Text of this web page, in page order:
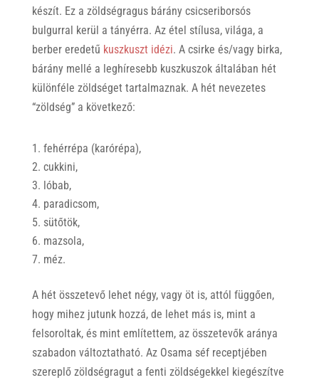
készít. Ez a zöldségragus bárány csicseriborsós
bulgurral kerül a tányérra. Az étel stílusa, világa, a
berber eredetű kuszkuszt idézi. A csirke és/vagy birka,
bárány mellé a leghíresebb kuszkuszok általában hét
különféle zöldséget tartalmaznak. A hét nevezetes
“zöldség” a következő:
fehérrépa (karórépa),
cukkini,
lóbab,
paradicsom,
sütőtök,
mazsola,
méz.
A hét összetevő lehet négy, vagy öt is, attól függően,
hogy mihez jutunk hozzá, de lehet más is, mint a
felsoroltak, és mint említettem, az összetevők aránya
szabadon változtatható. Az Osama séf receptjében
szereplő zöldségragut a fenti zöldségekkel kiegészítve